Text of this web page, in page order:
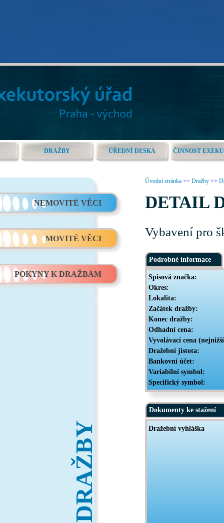
DRAŽBY ÚŘEDNÍ DESKA ČINNOST
NEMOVITÉ VĚCI
MOVITÉ VĚCI
POKYNY K DRAŽBÁM
DRAŽBY
Úvodní stránka >> Dražby >>
DETAIL
Vybavení pro
Podrobné informace
Spisová značka:
Okres:
Lokalita:
Začátek dražby:
Konec dražby:
Odhadní cena:
Vyvolávací cena
Dražební jistota:
Bankovní účet:
Variabilní symbol:
Specifický symbol:
Dokumenty ke stažení
Dražební vyhláška